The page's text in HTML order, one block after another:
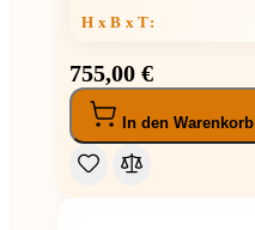
H x B x T:
755,00 €
In den Warenkorb